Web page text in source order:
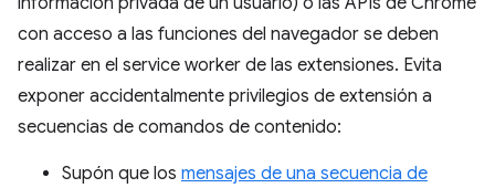
con acceso a las funciones del navegador se deben
realizar en el service worker de las extensiones. Evita
exponer accidentalmente privilegios de extensión a
secuencias de comandos de contenido:
Supón que los mensajes de una secuencia de